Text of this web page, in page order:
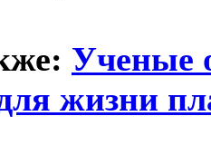
Ученые
жизни